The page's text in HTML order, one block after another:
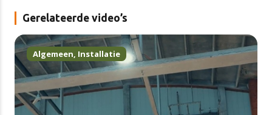
Gerelateerde video’s
Algemeen, Installatie